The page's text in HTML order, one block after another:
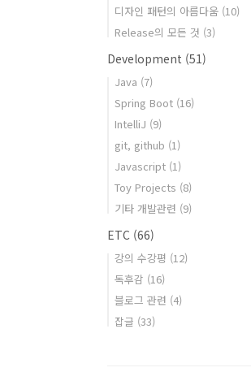
디자인 패턴의 아름다움 (10)
Release의 모든 것 (3)
Development (51)
Java (7)
Spring Boot (16)
IntelliJ (9)
git, github (1)
Javascript (1)
Toy Projects (8)
기타 개발관련 (9)
ETC (66)
강의 수강평 (12)
독후감 (16)
블로그 관련 (4)
잡글 (33)